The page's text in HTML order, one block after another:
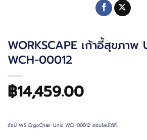
WORKSCAPE เก้าอี้สุขภาพ
WCH-00012
฿14,459.00
ช้อป WS ErgoChair Unic WCH00012 ออนไลน์ได้ที่…